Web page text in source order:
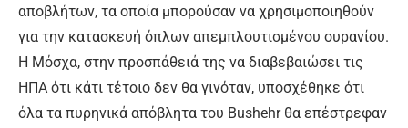
αποβλήτων, τα οποία μπορούσαν να χρησιμοποιηθούν
για την κατασκευή όπλων απεμπλουτισμένου ουρανίου.
Η Μόσχα, στην προσπάθειά της να διαβεβαιώσει τις
ΗΠΑ ότι κάτι τέτοιο δεν θα γινόταν, υποσχέθηκε ότι
όλα τα πυρηνικά απόβλητα του Bushehr θα επέστρεφαν